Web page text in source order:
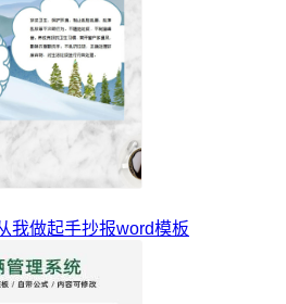
我做起手抄报word模板